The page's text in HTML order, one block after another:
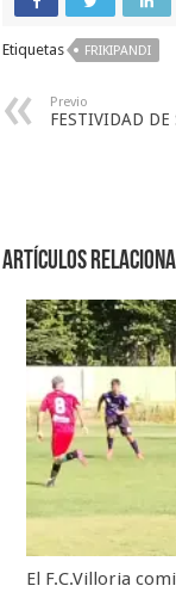
Etiquetas FRIKIPANDI
Previo
FESTIVIDAD DE
Artículos
El F.C.Villoria